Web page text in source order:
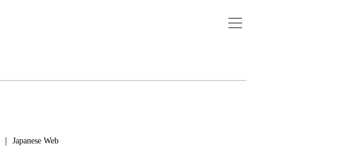
Japanese Web